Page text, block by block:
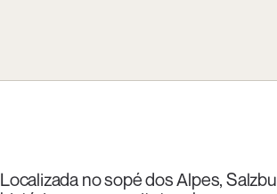
Localizada no sopé dos Alpes,